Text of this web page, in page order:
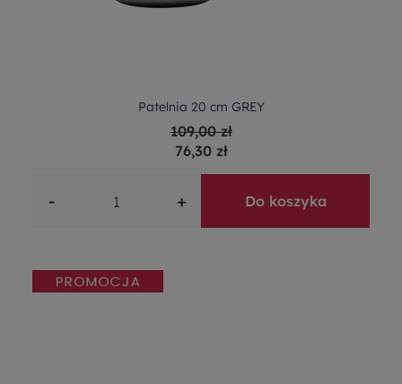
Patelnia 20 cm GREY
109,00 zł
76,30 zł
- + Do koszyka